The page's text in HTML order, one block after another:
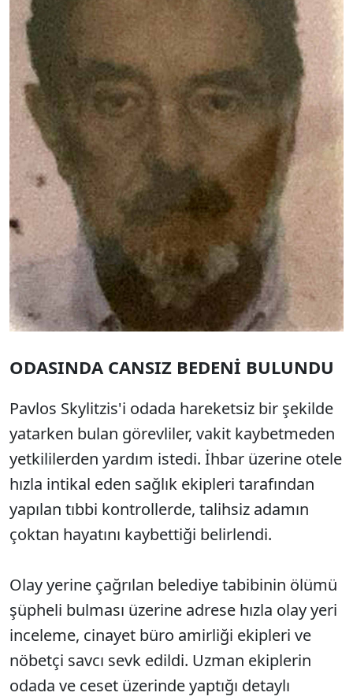
ODASINDA CANSIZ BEDENİ BULUNDU
Pavlos Skylitzis'i odada hareketsiz bir şekilde
yatarken bulan görevliler, vakit kaybetmeden
yetkililerden yardım istedi. İhbar üzerine otele
hızla intikal eden sağlık ekipleri tarafından
yapılan tıbbi kontrollerde, talihsiz adamın
çoktan hayatını kaybettiği belirlendi.
Olay yerine çağrılan belediye tabibinin ölümü
şüpheli bulması üzerine adrese hızla olay yeri
inceleme, cinayet büro amirliği ekipleri ve
nöbetçi savcı sevk edildi. Uzman ekiplerin
odada ve ceset üzerinde yaptığı detaylı